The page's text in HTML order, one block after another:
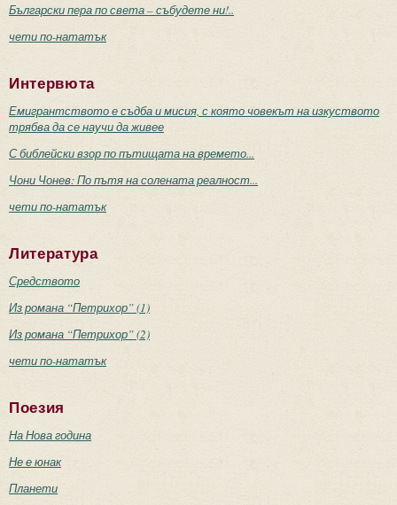
Български пера по света – събудете ни!..
чети по-нататък
Интервюта
Емигрантството е съдба и мисия, с която човекът на изкуството
трябва да се научи да живее
С библейски взор по пътищата на времето...
Чони Чонев: По пътя на солената реалност...
чети по-нататък
Литература
Средството
Из романа “Петрихор” (1)
Из романа “Петрихор” (2)
чети по-нататък
Поезия
На Нова година
Не е юнак
Планети